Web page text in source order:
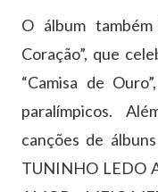
O álbum
Coração”, que
“Camisa de
paralímpicos.
canções de
TUNINHO LEDO